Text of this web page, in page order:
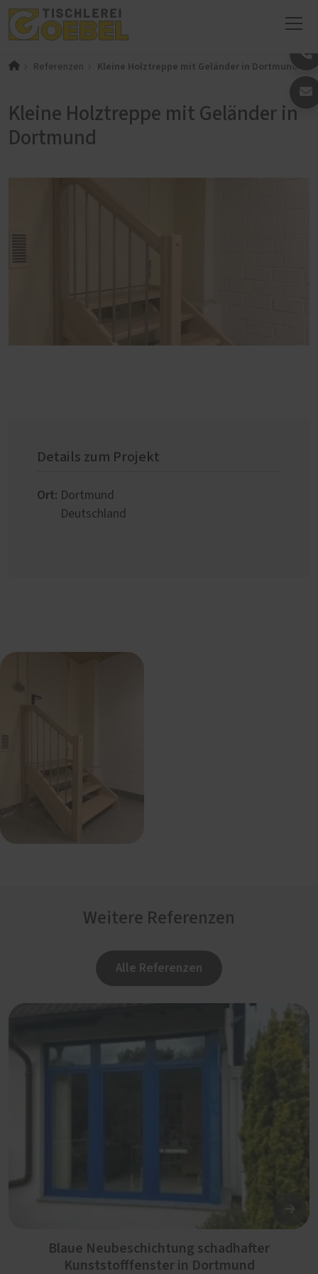
Referenzen Kleine Holztreppe mit Geländer in Dortmund
Kleine Holztreppe mit Geländer in
Dortmund
Details zum Projekt
Ort: Dortmund
Deutschland
Weitere Referenzen
Alle Referenzen
Blaue Neubeschichtung schadhafter
Kunststofffenster in Dortmund